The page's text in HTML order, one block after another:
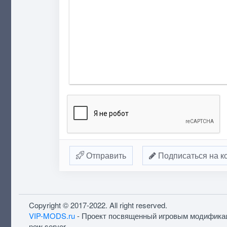
Отправить Подписаться на
Copyright © 2017-2022. All right reserved.
VIP-MODS.ru- Проект посвященный игровым